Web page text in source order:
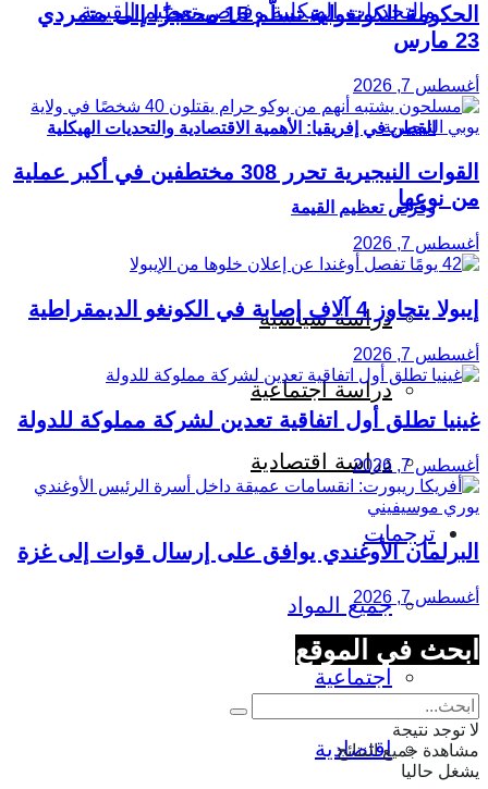
القطن في إفريقيا: الأهمية الاقتصادية والتحديات الهيكلية
وفرص تعظيم القيمة
دراسة سياسية
دراسة اجتماعية
دراسة اقتصادية
ترجمات
جميع المواد
اجتماعية
اقتصادية
الحكومة الكونغولية تسلّم 15 محتجزًا إلى متمردي
23 مارس
أغسطس 7, 2026
القوات النيجيرية تحرر 308 مختطفين في أكبر عملية
من نوعها
أغسطس 7, 2026
إيبولا يتجاوز 4 آلاف إصابة في الكونغو الديمقراطية
أغسطس 7, 2026
غينيا تطلق أول اتفاقية تعدين لشركة مملوكة للدولة
أغسطس 7, 2026
البرلمان الأوغندي يوافق على إرسال قوات إلى غزة
أغسطس 7, 2026
ابحث في الموقع
لا توجد نتيجة
مشاهدة جميع النتائج
يشغل حاليا